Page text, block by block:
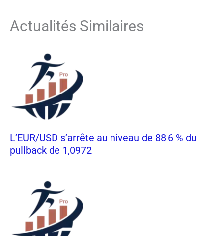
Actualités Similaires
L’EUR/USD s’arrête au niveau de 88,6 % du
pullback de 1,0972